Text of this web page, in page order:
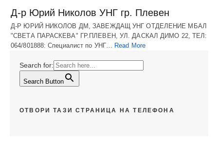
Д-р Юрий Николов УНГ гр. Плевен
Д-Р ЮРИЙ НИКОЛОВ ДМ, ЗАВЕЖДАЩ УНГ ОТДЕЛЕНИЕ МБАЛ
"СВЕТА ПАРАСКЕВА" ГР.ПЛЕВЕН, УЛ. ДАСКАЛ ДИМО 22, ТЕЛ:
064/801888: Специалист по УНГ… Read More
Search for:
Search Button
ОТВОРИ ТАЗИ СТРАНИЦА НА ТЕЛЕФОНА